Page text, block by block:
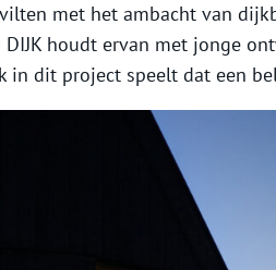
met het ambacht van
houdt ervan met jonge
in dit project speelt dat een